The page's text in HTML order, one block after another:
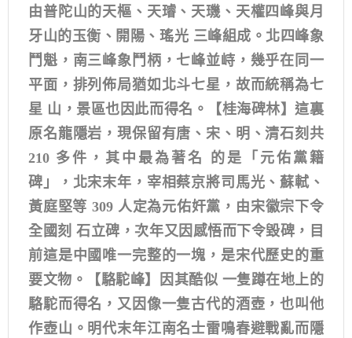
由普陀山的天樞、天璿、天璣、天權四峰與月
牙山的玉衡、開陽、瑤光 三峰組成。北四峰象
鬥魁，南三峰象鬥柄，七峰並峙，幾乎在同一
平面，排列佈局猶如北斗七星，故而統稱為七
星 山，景區也因此而得名。【桂海碑林】這裏
原名龍隱岩，現保留有唐、宋、明、清石刻共
210 多件，其中最為著名 的是「元佑黨籍
碑」，北宋末年，宰相蔡京將司馬光、蘇軾、
黃庭堅等 309 人定為元佑奸黨，由宋徽宗下令
全國刻 石立碑，次年又因感悟而下令毀碑，目
前這是中國唯一完整的一塊，是宋代歷史的重
要文物。【駱駝峰】因其酷似 一隻蹲在地上的
駱駝而得名，又因像一隻古代的酒壺，也叫他
作壺山。明代末年江南名士雷鳴春避戰亂而隱